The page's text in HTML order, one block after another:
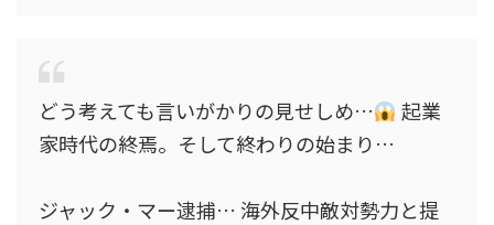
どう考えても言いがかりの見せしめ…
起業
家時代の終焉。そして終わりの始まり…
ジャック・マー逮捕… 海外反中敵対勢力と提